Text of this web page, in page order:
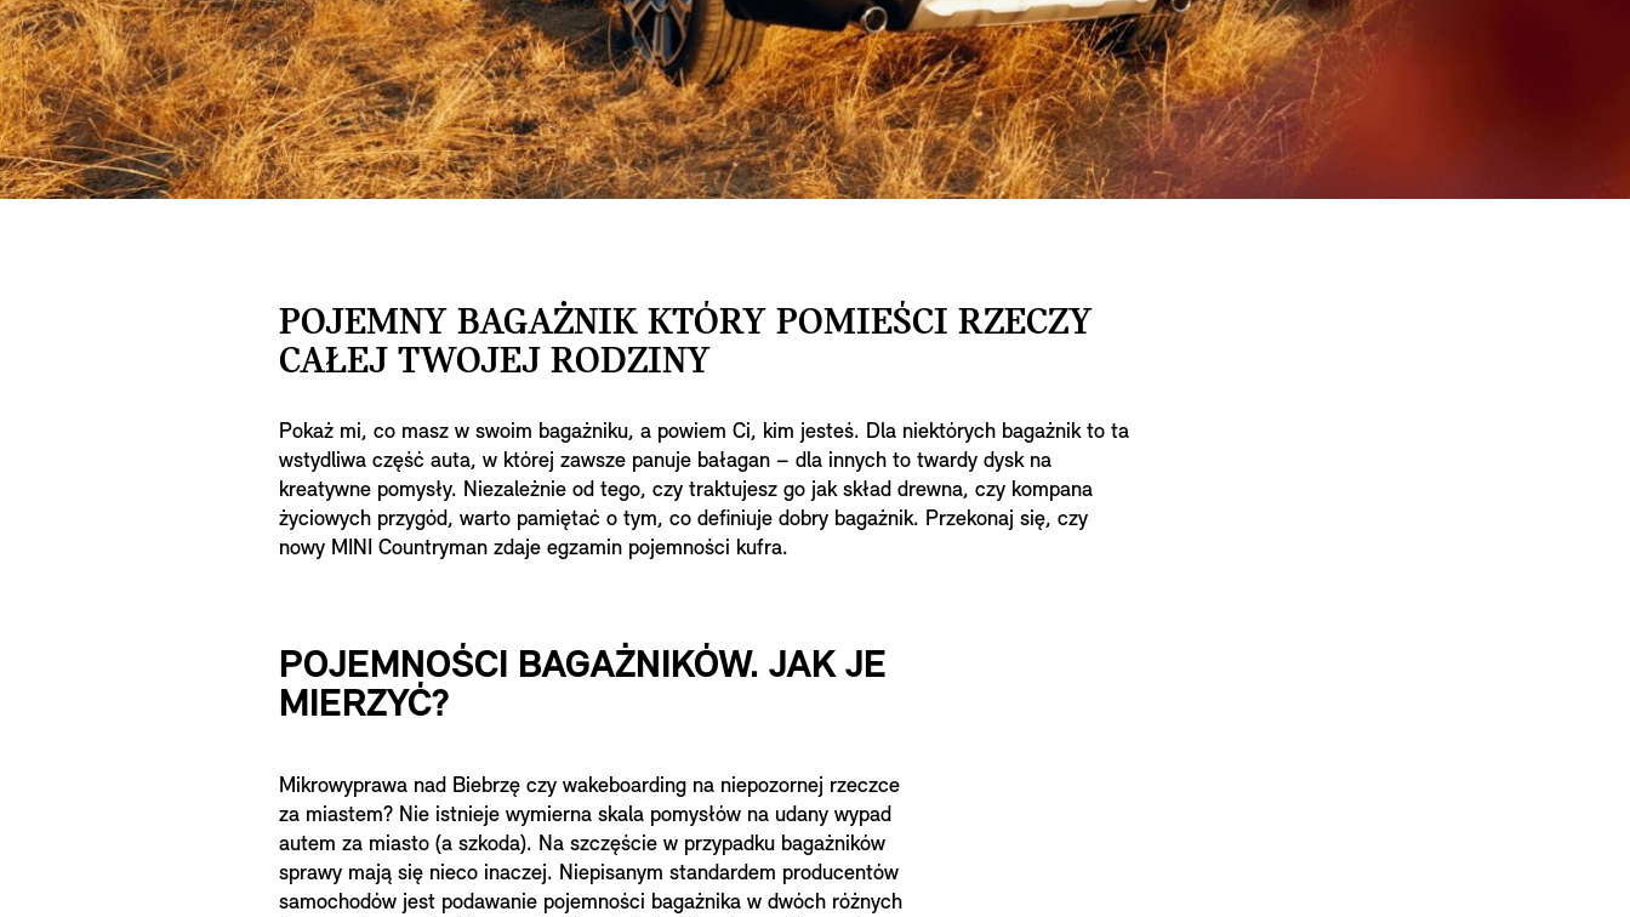
POJEMNY BAGAŻNIK KTÓRY POMIEŚCI RZECZY
CAŁEJ TWOJEJ RODZINY
Pokaż mi, co masz w swoim bagażniku, a powiem Ci, kim jesteś. Dla niektórych bagażnik to ta
wstydliwa część auta, w której zawsze panuje bałagan – dla innych to twardy dysk na
kreatywne pomysły. Niezależnie od tego, czy traktujesz go jak skład drewna, czy kompana
życiowych przygód, warto pamiętać o tym, co definiuje dobry bagażnik. Przekonaj się, czy
nowy MINI Countryman zdaje egzamin pojemności kufra.
POJEMNOŚCI BAGAŻNIKÓW. JAK JE
MIERZYĆ?
Mikrowyprawa nad Biebrzę czy wakeboarding na niepozornej rzeczce
za miastem? Nie istnieje wymierna skala pomysłów na udany wypad
autem za miasto (a szkoda). Na szczęście w przypadku bagażników
sprawy mają się nieco inaczej. Niepisanym standardem producentów
samochodów jest podawanie pojemności bagażnika w dwóch różnych